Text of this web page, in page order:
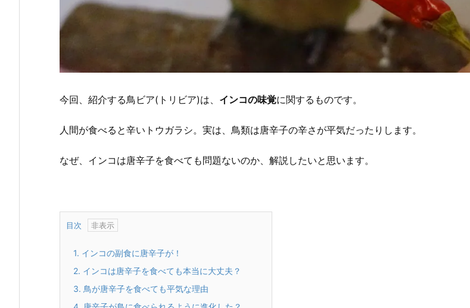
今回、紹介する鳥ビア(トリビア)は、 インコの味覚に関するものです。
人間が食べると辛いトウガラシ。実は、鳥類は唐辛子の辛さが平気だったりします。
なぜ、インコは唐辛子を食べても問題ないのか、解説したいと思います。
目次
1. インコの副食に唐辛子が！
2. インコは唐辛子を食べても本当に大丈夫？
3. 鳥が唐辛子を食べても平気な理由